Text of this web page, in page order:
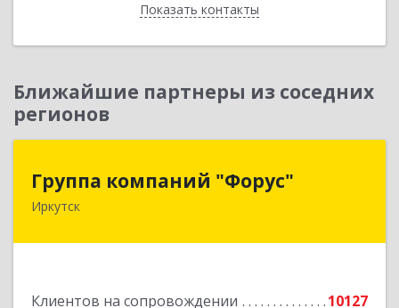
Показать контакты
Назад
Ближайшие партнеры из соседних
регионов
Группа компаний "Форус"
Иркутск
Клиентов на сопровождении 10127
Группа компаний "Форус"
664007, Иркутская обл, Иркутск г, Ямская ул,